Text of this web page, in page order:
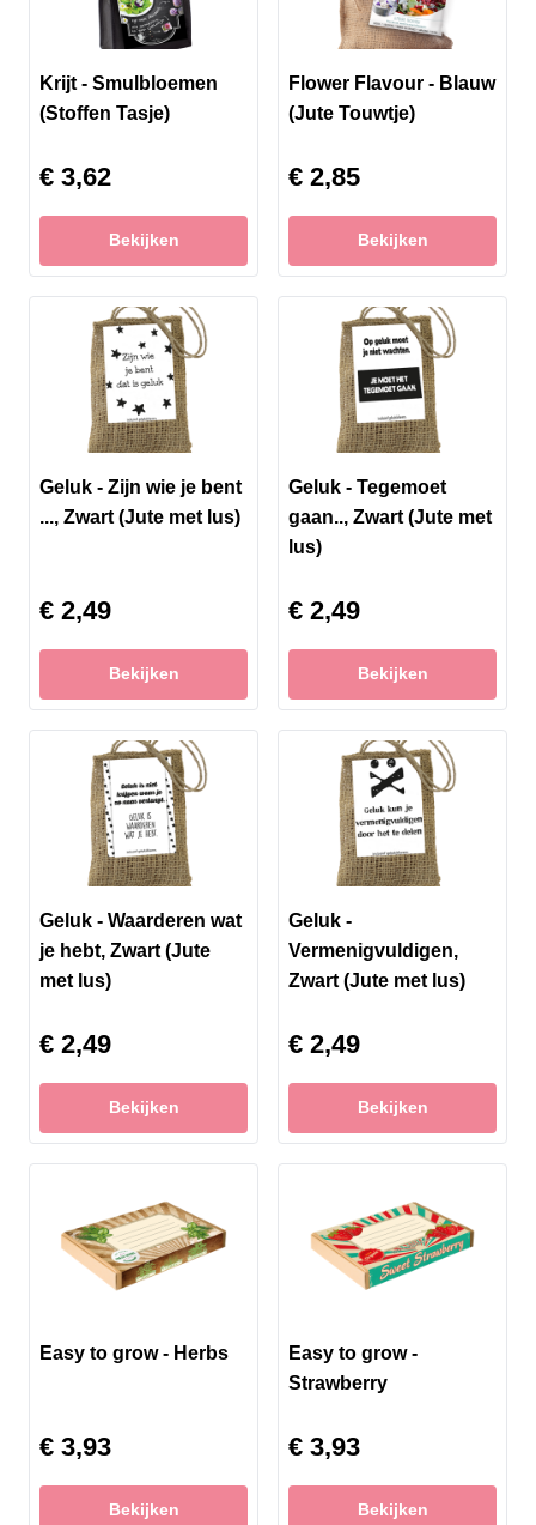
Krijt - Smulbloemen
(Stoffen Tasje)
€ 3,62
Bekijken
Flower Flavour - Blauw
(Jute Touwtje)
€ 2,85
Bekijken
Geluk - Zijn wie je bent
..., Zwart (Jute met lus)
€ 2,49
Bekijken
Geluk - Tegemoet
gaan.., Zwart (Jute met
lus)
€ 2,49
Bekijken
Geluk - Waarderen wat
je hebt, Zwart (Jute
met lus)
€ 2,49
Bekijken
Geluk -
Vermenigvuldigen,
Zwart (Jute met lus)
€ 2,49
Bekijken
Easy to grow - Herbs
€ 3,93
Bekijken
Easy to grow -
Strawberry
€ 3,93
Bekijken